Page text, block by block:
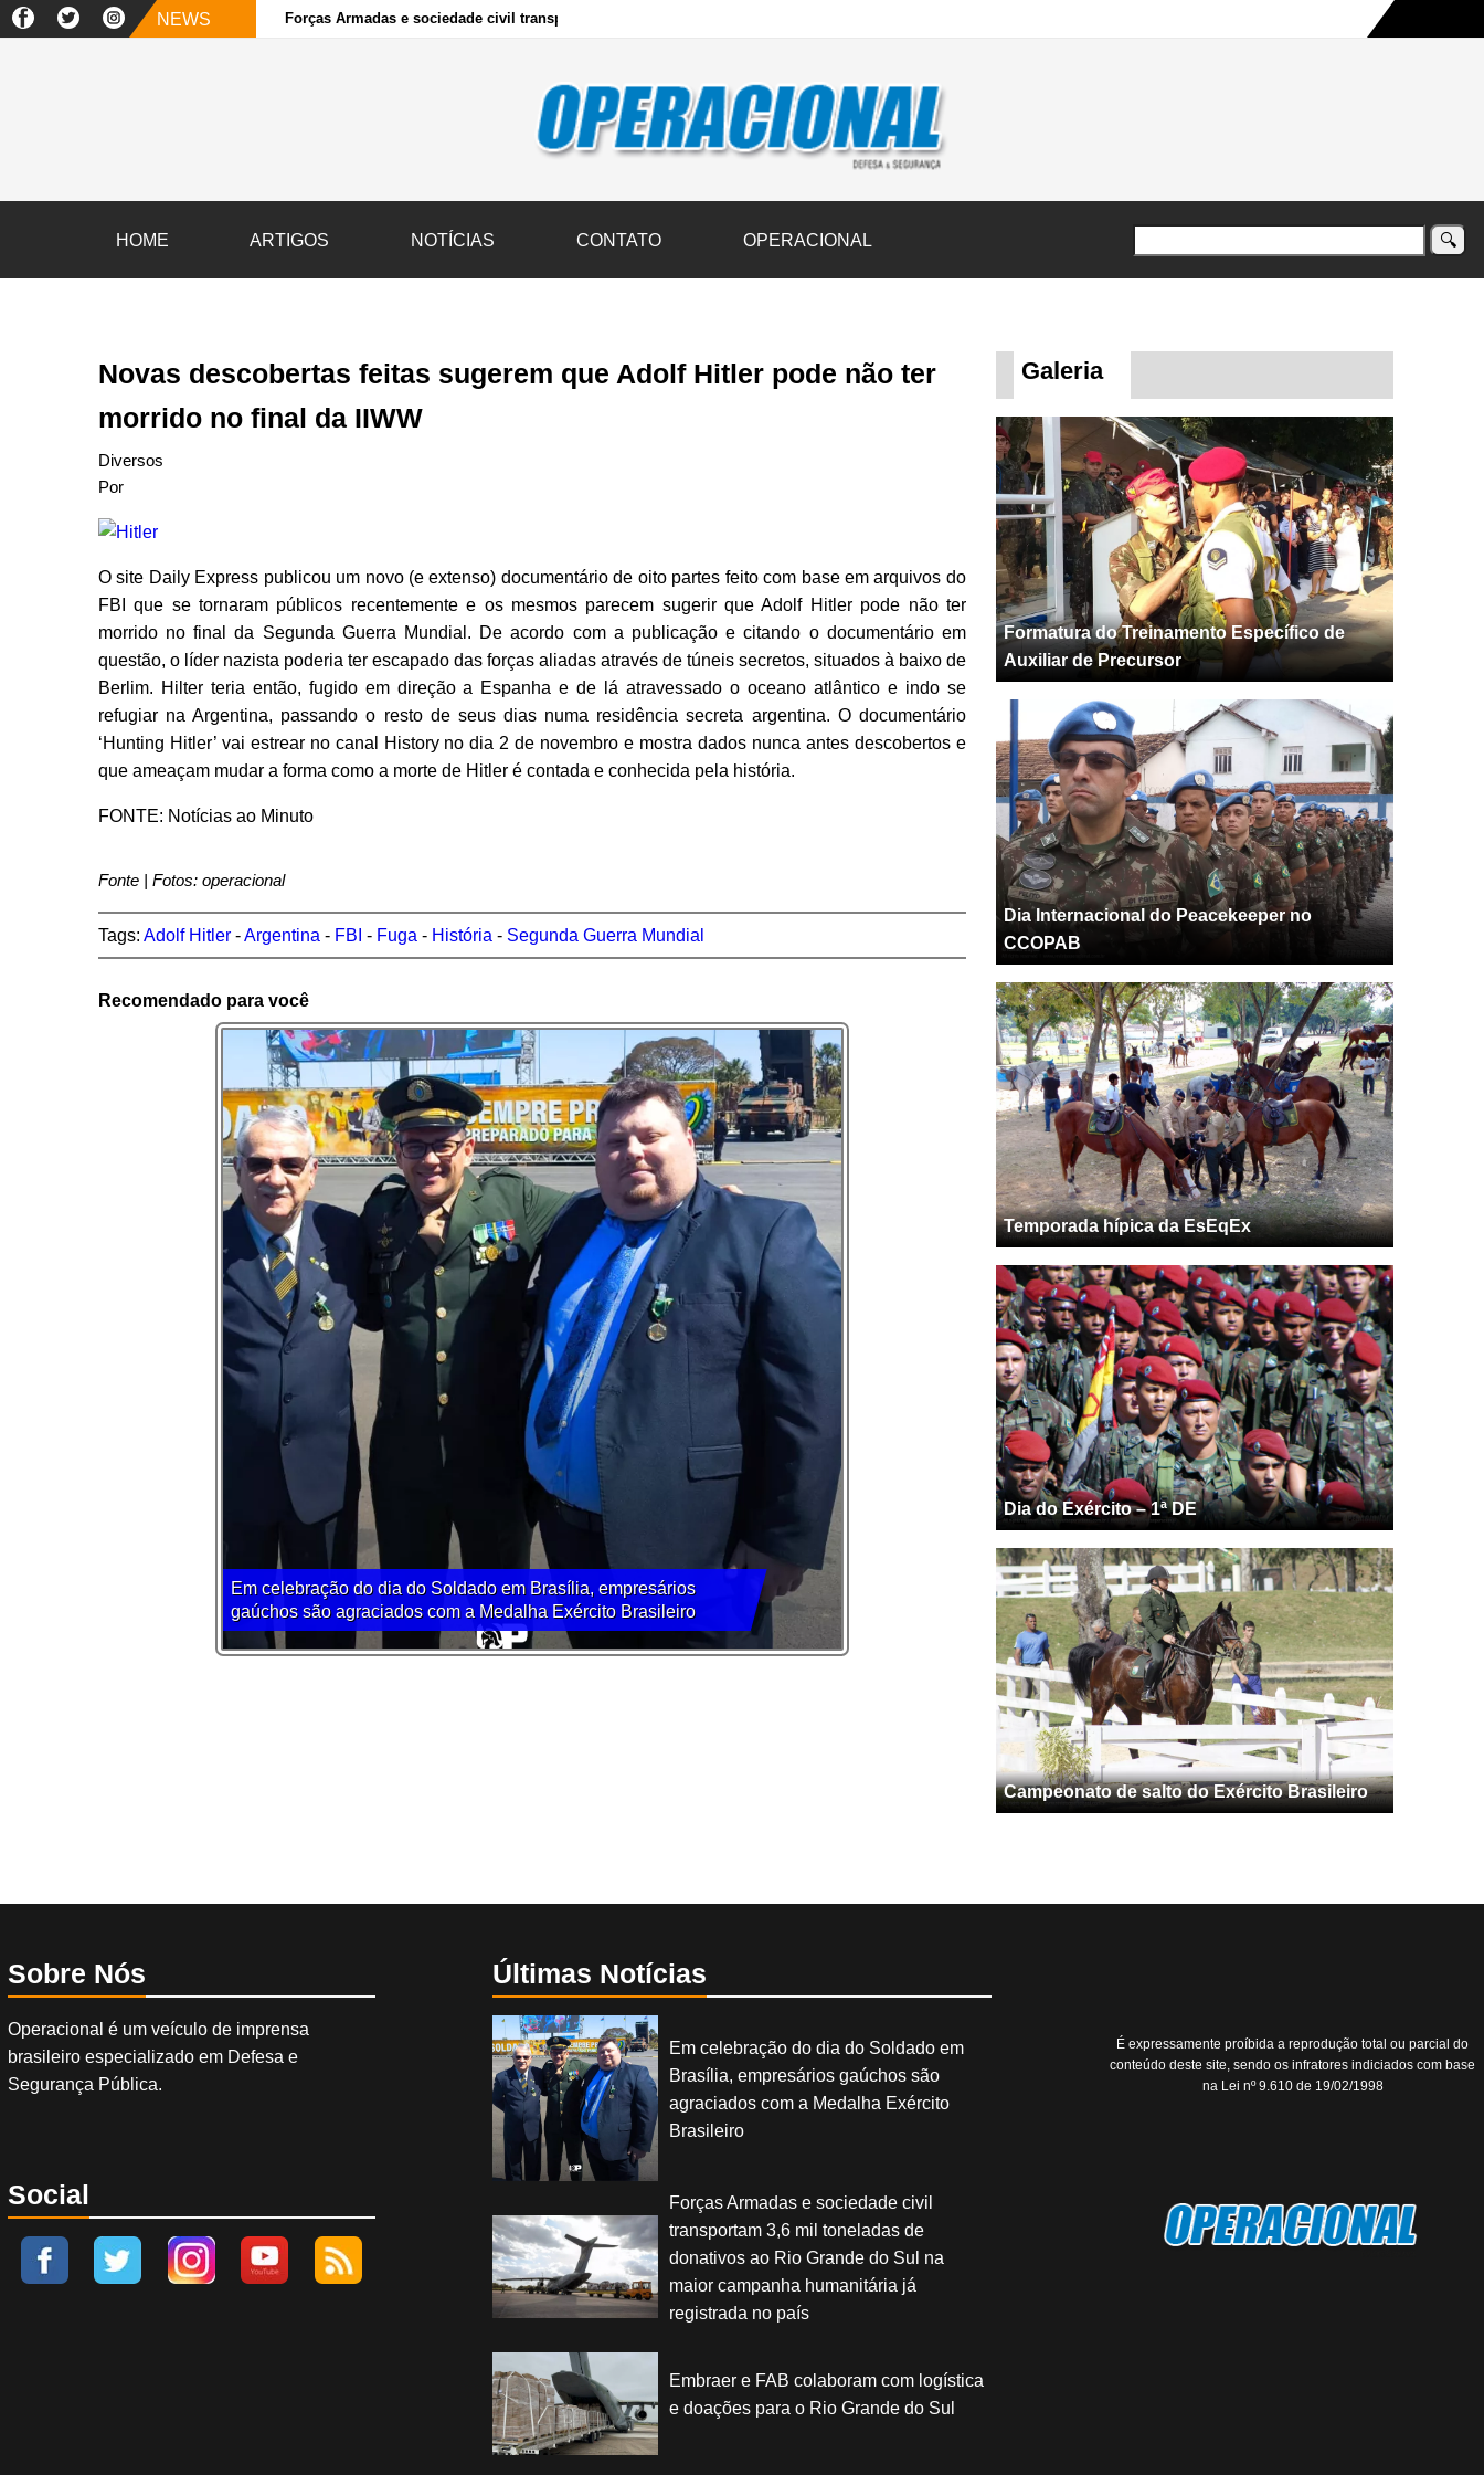
NEWS Forças Armadas e sociedade civil transportam 3,6 mil toneladas de donativos ao Rio Grande do Sul na maior campanha humanitária já registrada no país
HOME ARTIGOS NOTÍCIAS CONTATO OPERACIONAL
Novas descobertas feitas sugerem que Adolf Hitler pode não ter
morrido no final da IIWW
Diversos
Por
O site Daily Express publicou um novo (e extenso) documentário de oito partes feito com base em arquivos do
FBI que se tornaram públicos recentemente e os mesmos parecem sugerir que Adolf Hitler pode não ter
morrido no final da Segunda Guerra Mundial. De acordo com a publicação e citando o documentário em
questão, o líder nazista poderia ter escapado das forças aliadas através de túneis secretos, situados à baixo de
Berlim. Hilter teria então, fugido em direção a Espanha e de lá atravessado o oceano atlântico e indo se
refugiar na Argentina, passando o resto de seus dias numa residência secreta argentina. O documentário
‘Hunting Hitler’ vai estrear no canal History no dia 2 de novembro e mostra dados nunca antes descobertos e
que ameaçam mudar a forma como a morte de Hitler é contada e conhecida pela história.
FONTE: Notícias ao Minuto
Fonte | Fotos: operacional
Tags: Adolf Hitler-Argentina - FBI - Fuga - História - Segunda Guerra Mundial
Recomendado para você
Em celebração do dia do Soldado em Brasília, empresários
gaúchos são agraciados com a Medalha Exército Brasileiro
Galeria
Formatura do Treinamento Específico de
Auxiliar de Precursor
Dia Internacional do Peacekeeper no
CCOPAB
Temporada hípica da EsEqEx
Dia do Exército – 1ª DE
Campeonato de salto do Exército Brasileiro
Sobre Nós
Operacional é um veículo de imprensa
brasileiro especializado em Defesa e
Segurança Pública.
Social
Últimas Notícias
Em celebração do dia do Soldado em
Brasília, empresários gaúchos são
agraciados com a Medalha Exército
Brasileiro
Forças Armadas e sociedade civil
transportam 3,6 mil toneladas de
donativos ao Rio Grande do Sul na
maior campanha humanitária já
registrada no país
Embraer e FAB colaboram com logística
e doações para o Rio Grande do Sul
É expressamente proíbida a reprodução total ou parcial do
conteúdo deste site, sendo os infratores indiciados com base
na Lei nº 9.610 de 19/02/1998